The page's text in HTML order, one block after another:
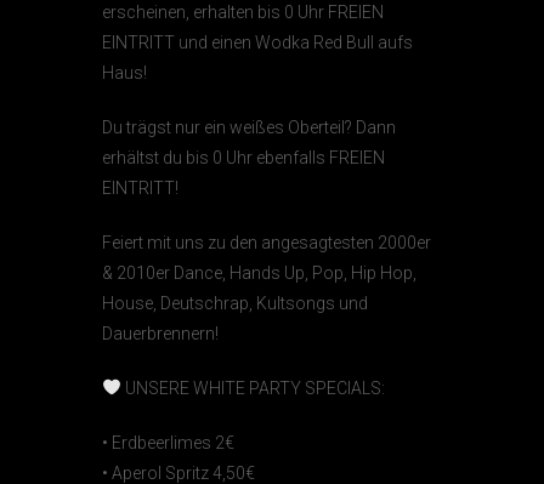
erscheinen, erhalten bis 0 Uhr FREIEN
EINTRITT und einen Wodka Red Bull aufs
Haus!
Du trägst nur ein weißes Oberteil? Dann
erhältst du bis 0 Uhr ebenfalls FREIEN
EINTRITT!
Feiert mit uns zu den angesagtesten 2000er
& 2010er Dance, Hands Up, Pop, Hip Hop,
House, Deutschrap, Kultsongs und
Dauerbrennern!
UNSERE WHITE PARTY SPECIALS:
• Erdbeerlimes 2€
• Aperol Spritz 4,50€